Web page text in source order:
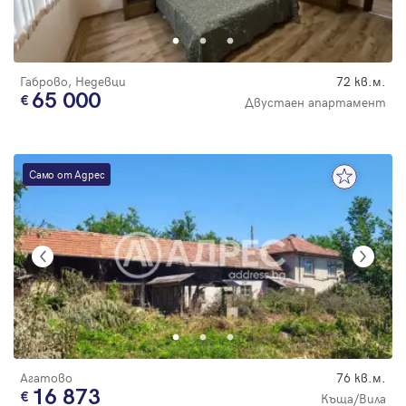
Габрово, Недевци 72 кв.м.
65 000 Двустаен апартамент
Само от Адрес
Агатово 76 кв.м.
16 873 Къща/Вила
Парола
Регистрация